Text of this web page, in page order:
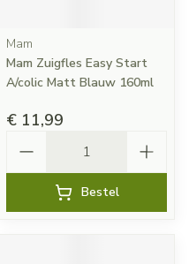
Mam
Mam Zuigfles Easy Start
A/colic Matt Blauw 160ml
€ 11,99
Bestel